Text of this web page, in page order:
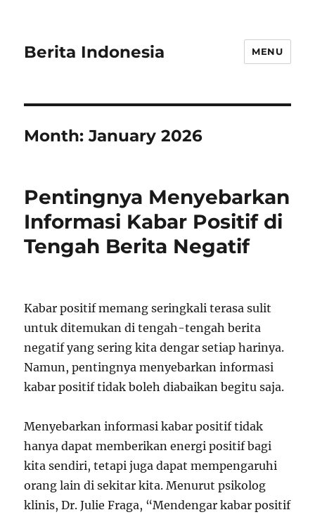
Berita Indonesia MENU
Month:January 2026
Pentingnya Menyebarkan
Informasi Kabar Positif di
Tengah Berita Negatif
Kabar positif memang seringkali terasa sulit
untuk ditemukan di tengah-tengah berita
negatif yang sering kita dengar setiap harinya.
Namun, pentingnya menyebarkan informasi
kabar positif tidak boleh diabaikan begitu saja.
Menyebarkan informasi kabar positif tidak
hanya dapat memberikan energi positif bagi
kita sendiri, tetapi juga dapat mempengaruhi
orang lain di sekitar kita. Menurut psikolog
klinis, Dr. Julie Fraga, “Mendengar kabar positif